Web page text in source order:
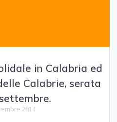
in Calabria ed
Calabrie, serata
2014